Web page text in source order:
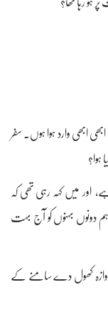
ہو رہا تھا؟
وارد ہوا ہوں۔ سفر
ہوا؟
اور میں کہہ رہی تھی کہ
ہم دونوں بہنوں کو آج بہت
کھول دے سامنے کے